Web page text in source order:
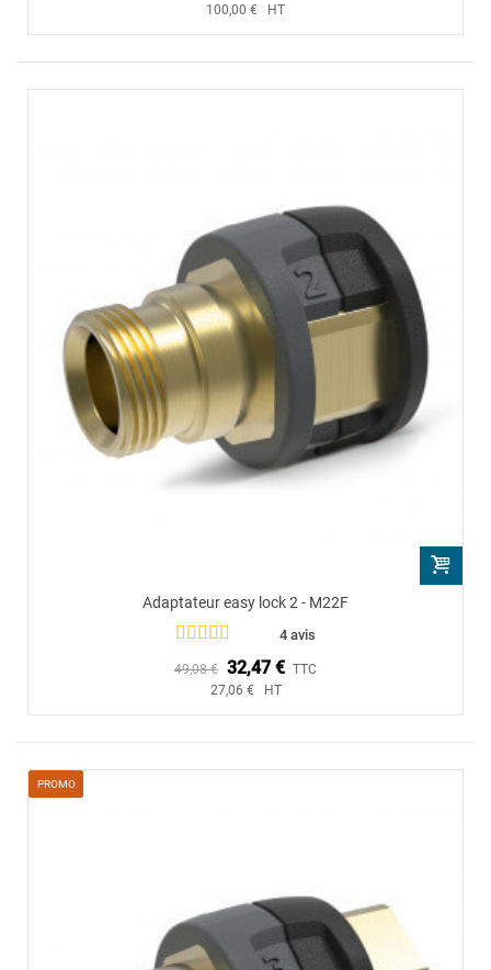
100,00 € HT
Adaptateur easy lock 2 - M22F
4 avis
49,08 € 32,47 € TTC
27,06 € HT
PROMO